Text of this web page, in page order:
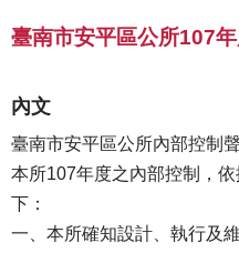
臺南市安平區公所107
內文
臺南市安平區公所內部控制
本所107年度之內部控制，
下：
一、本所確知設計、執行及